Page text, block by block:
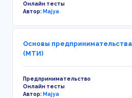
Онлайн тесты
Автор:Majya
Основы
(МТИ)
Предпринимательство
Онлайн тесты
Автор:Majya